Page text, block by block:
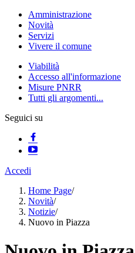
Amministrazione
Novità
Servizi
Vivere il comune
Viabilità
Accesso all'informazione
Misure PNRR
Tutti gli argomenti...
Seguici su
Accedi
Home Page/
Novità/
Notizie/
Nuovo in Piazza